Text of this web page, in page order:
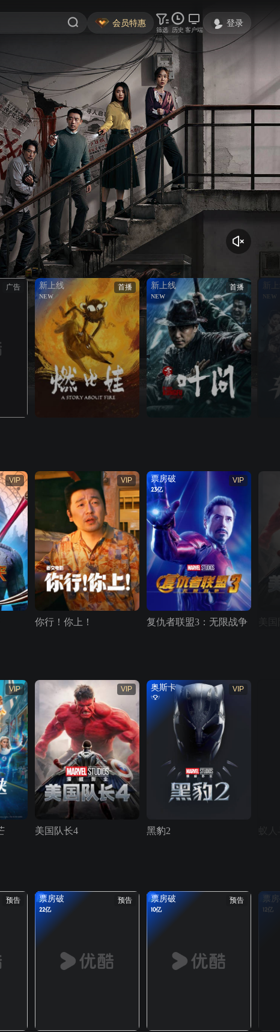
会员特惠
筛选 历史 客户端
登录
广告 首播
新上线
NEW
首播
新上线
NEW
新
NEW
VIP VIP
你行！你上！
VIP
票房破
23亿
复仇者联盟3：无限战争
VIP VIP
美国队长4
VIP
奥斯卡
黑豹2
预告 预告
票房破
22亿
预告
票房破
10亿
票
12亿